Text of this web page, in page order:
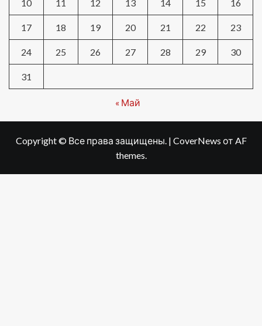
10 11 12 13 14 15 16
17 18 19 20 21 22 23
24 25 26 27 28 29 30
31
« Май
Copyright © Все права защищены. | CoverNews от AF
themes.